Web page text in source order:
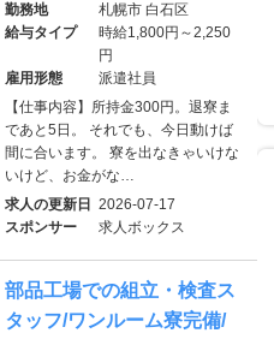
勤務地
札幌市 白石区
給与タイプ
時給1,800円～2,250
円
雇用形態
派遣社員
【仕事内容】所持金300円。退寮ま
であと5日。 それでも、今日動けば
間に合います。 寮を出なきゃいけな
いけど、お金がな…
求人の更新日
2026-07-17
スポンサー
求人ボックス
部品工場での組立・検査ス
タッフ/ワンルーム寮完備/